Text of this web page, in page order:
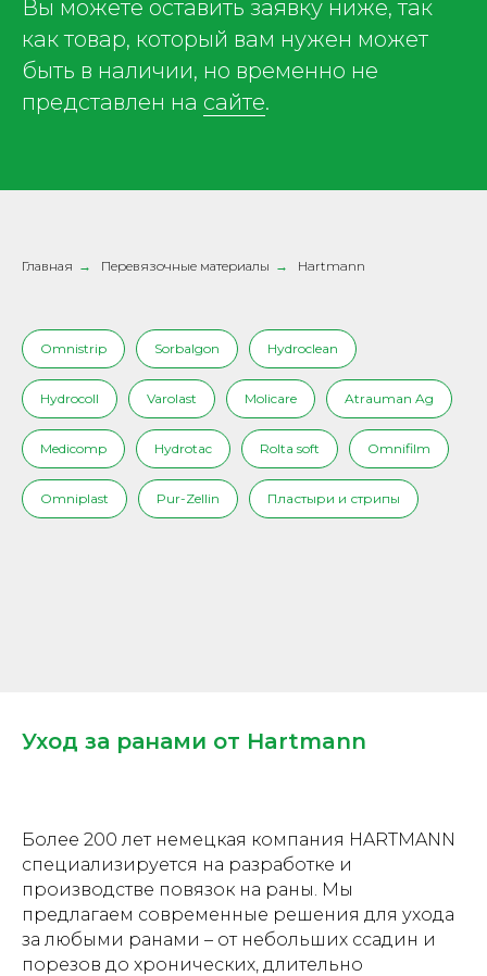
Вы можете оставить заявку ниже, так
как товар, который вам нужен может
быть в наличии, но временно не
представлен на сайте.
Главная → Перевязочные материалы → Hartmann
Omnistrip Sorbalgon Hydroclean
Hydrocoll Varolast Molicare Atrauman Ag
Medicomp Hydrotac Rolta soft Omnifilm
Omniplast Pur-Zellin Пластыри и стрипы
Уход за ранами от Hartmann
Более 200 лет немецкая компания HARTMANN
специализируется на разработке и
производстве повязок на раны. Мы
предлагаем современные решения для ухода
за любыми ранами – от небольших ссадин и
порезов до хронических, длительно